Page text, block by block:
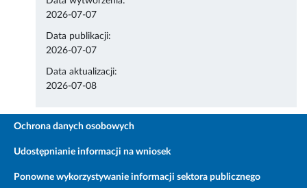
2026-07-07
Data publikacji:
2026-07-07
Data aktualizacji:
2026-07-08
Ochrona danych osobowych
Udostępnianie informacji na wniosek
Ponowne wykorzystywanie informacji sektora publicznego